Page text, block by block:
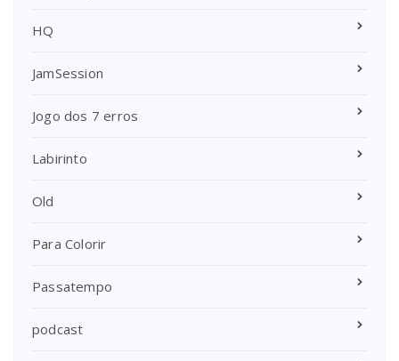
HQ
JamSession
Jogo dos 7 erros
Labirinto
Old
Para Colorir
Passatempo
podcast